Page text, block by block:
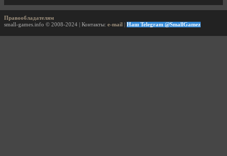
Правообладателям
small-games.info © 2008-2024 | Контакты: e-mail Наш Telegram @SmallGamez